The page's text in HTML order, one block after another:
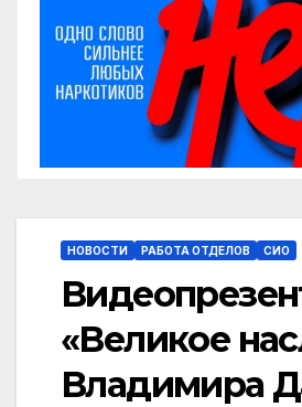
НОВОСТИ РАБОТА ОТДЕЛОВ СИО
«Великое
Владимира